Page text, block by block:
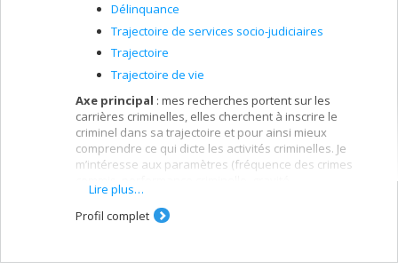
Délinquance
Trajectoire de services socio-judiciaires
Trajectoire
Trajectoire de vie
Axe principal : mes recherches portent sur les
carrières criminelles, elles cherchent à inscrire le
criminel dans sa trajectoire et pour ainsi mieux
comprendre ce qui dicte les activités criminelles. Je
m’intéresse aux paramètres (fréquence des crimes
diversification/spécialisation, habitudes de co-
délinquance, désistement, etc.) qui caractérisent ces
trajectoires. Mes travaux sont réalisés dans la
dans une séquence et un contexte. Ils examinent les
Lire plus…
Profil complet